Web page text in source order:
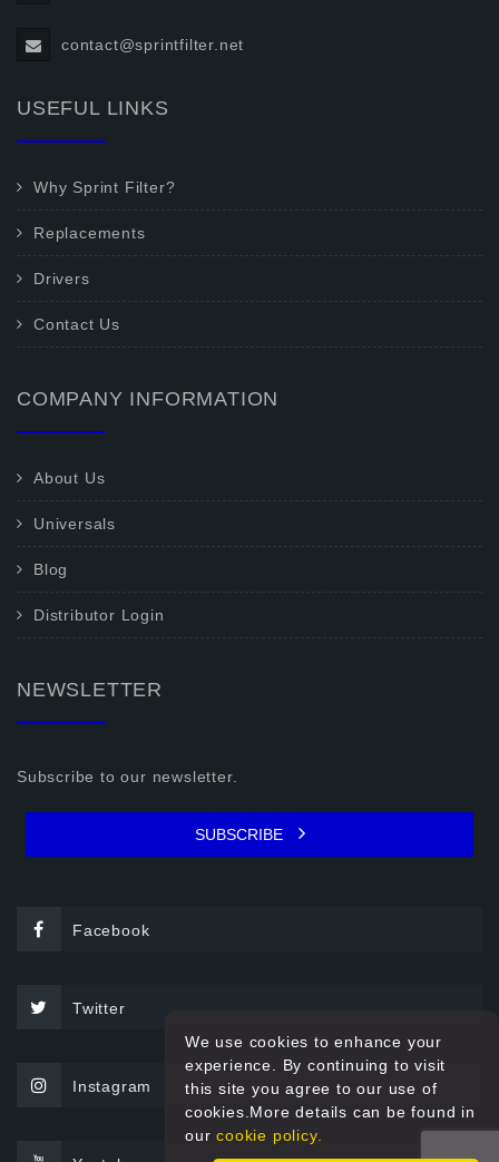
contact@sprintfilter.net
USEFUL LINKS
Why Sprint Filter?
Replacements
Drivers
Contact Us
COMPANY INFORMATION
About Us
Universals
Blog
Distributor Login
NEWSLETTER
Subscribe to our newsletter.
SUBSCRIBE
Facebook
Twitter
Instagram
We use cookies to enhance your
experience. By continuing to visit
this site you agree to our use of
cookies.More details can be found in
ourcookie policy.